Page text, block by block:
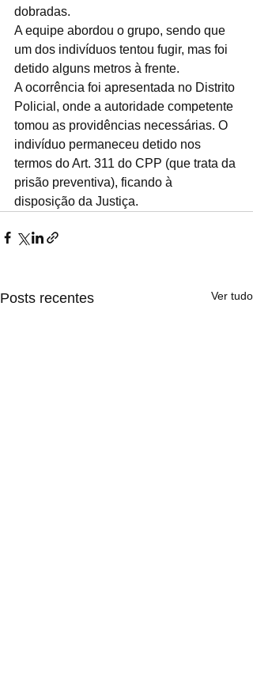
dobradas.
A equipe abordou o grupo, sendo que
um dos indivíduos tentou fugir, mas foi
detido alguns metros à frente.
A ocorrência foi apresentada no Distrito
Policial, onde a autoridade competente
tomou as providências necessárias. O
indivíduo permaneceu detido nos
termos do Art. 311 do CPP (que trata da
prisão preventiva), ficando à
disposição da Justiça.
Posts recentes Ver tudo